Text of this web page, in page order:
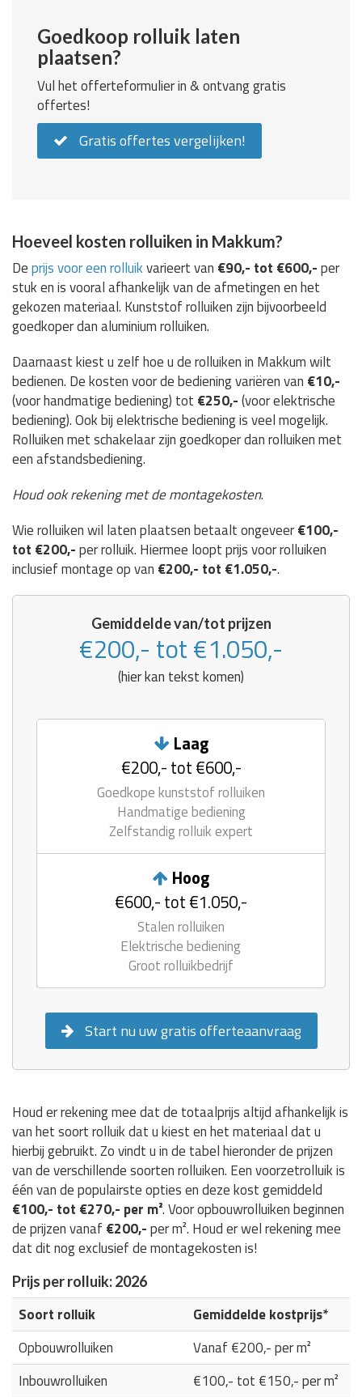
Goedkoop rolluik laten
plaatsen?
Vul het offerteformulier in & ontvang gratis
offertes!
Gratis offertes vergelijken!
Hoeveel kosten rolluiken in Makkum?
Deprijs voor een rolluikvarieert van €90,- tot €600,-per
stuk en is vooral afhankelijk van de afmetingen en het
gekozen materiaal. Kunststof rolluiken zijn bijvoorbeeld
goedkoper dan aluminium rolluiken.
Daarnaast kiest u zelf hoe u de rolluiken in Makkum wilt
bedienen. De kosten voor de bediening variëren van €10,-
(voor handmatige bediening) tot €250,-(voor elektrische
bediening). Ook bij elektrische bediening is veel mogelijk.
Rolluiken met schakelaar zijn goedkoper dan rolluiken met
een afstandsbediening.
Houd ook rekening met de montagekosten.
Wie rolluiken wil laten plaatsen betaalt ongeveer€100,-
tot €200,-per rolluik. Hiermee loopt prijs voor rolluiken
inclusief montage op van €200,- tot €1.050,-.
Gemiddelde van/tot prijzen
€200,- tot €1.050,-
(hier kan tekst komen)
Laag
€200,- tot €600,-
Goedkope kunststof rolluiken
Handmatige bediening
Zelfstandig rolluik expert
Hoog
€600,- tot €1.050,-
Stalen rolluiken
Elektrische bediening
Groot rolluikbedrijf
Start nu uw gratis offerteaanvraag
Houd er rekening mee dat de totaalprijs altijd afhankelijk is
van het soort rolluik dat u kiest en het materiaal dat u
hierbij gebruikt. Zo vindt u in de tabel hieronder de prijzen
van de verschillende soorten rolluiken. Een voorzetrolluik is
één van de populairste opties en deze kost gemiddeld
€100,- tot €270,- per m². Voor opbouwrolluiken beginnen
de prijzen vanaf €200,-per m². Houd er wel rekening mee
dat dit nog exclusief de montagekosten is!
Prijs per rolluik: 2026
Soort rolluik
Gemiddelde kostprijs*
Opbouwrolluiken
Vanaf €200,- per m²
Inbouwrolluiken
€100,- tot €150,- per m²